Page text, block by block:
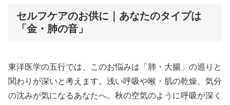
セルフケアのお供に｜あなたのタイプは
「金・肺の音」
東洋医学の五行では、このお悩みは「肺・大腸」の巡りと
関わりが深いと考えます。浅い呼吸や喉・肌の乾燥、気分
の沈みが気になるあなたへ。秋の空気のように呼吸が深く